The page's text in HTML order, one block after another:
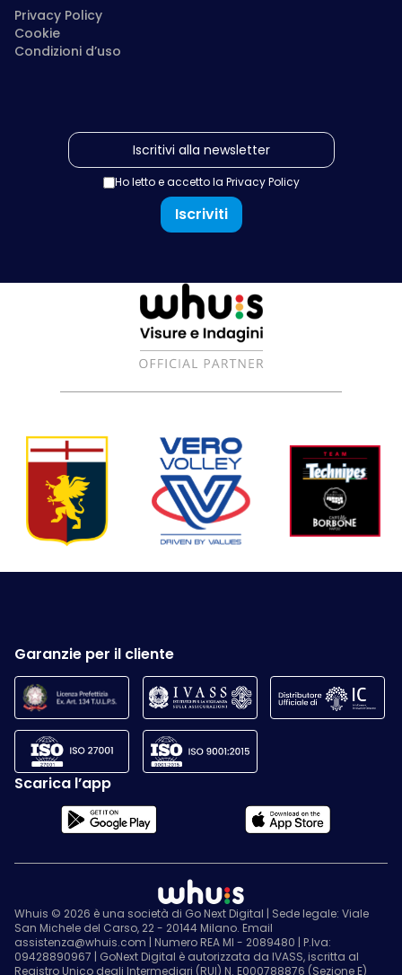
Privacy Policy
Cookie
Condizioni d’uso
Ho letto e accetto la Privacy Policy
Iscriviti
Garanzie per il cliente
Scarica l’app
Whuis © 2026 è una società di Go Next Digital | Sede legale: Viale
San Michele del Carso, 22 - 20144 Milano. Email
assistenza@whuis.com | Numero REA MI - 2089480 | P.Iva:
09428890967 | GoNext Digital è autorizzata da IVASS, iscritta al
Registro Unico degli Intermediari (RUI) N. E000788876 (Sezione E)